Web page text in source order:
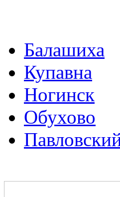
Балашиха
Купавна
Ногинск
Обухово